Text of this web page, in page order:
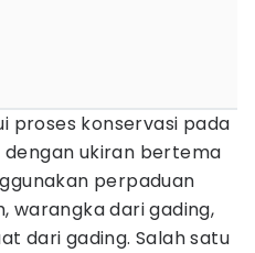
proses konservasi pada
dengan ukiran bertema
perpaduan
warangka dari gading,
dari gading. Salah satu